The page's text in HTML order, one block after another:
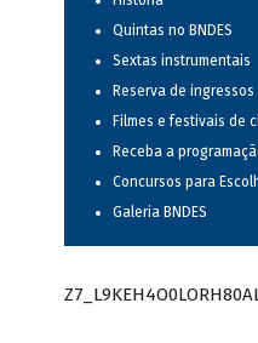
Quintas no BNDES
Sextas instrumentais
Reserva de ingressos
Filmes e festivais de
Receba a
Concursos para
Galeria BNDES